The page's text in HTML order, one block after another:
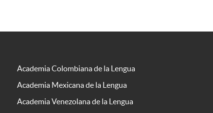
Academia Colombiana de la Lengua
Academia Mexicana de la Lengua
Academia Venezolana de la Lengua